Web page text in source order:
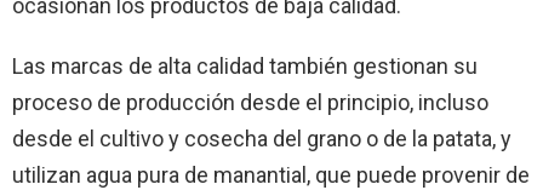
ocasionan los productos de baja calidad.
Las marcas de alta calidad también gestionan su
proceso de producción desde el principio, incluso
desde el cultivo y cosecha del grano o de la patata, y
utilizan agua pura de manantial, que puede provenir de